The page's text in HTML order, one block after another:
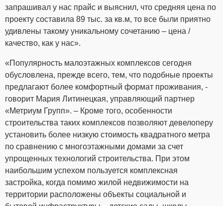
запрашивал у нас прайс и выяснил, что средняя цена по
проекту составила 89 тыс. за кв.м, то все были приятно
удивлены такому уникальному сочетанию – цена /
качество, как у нас».
«Популярность малоэтажных комплексов сегодня
обусловлена, прежде всего, тем, что подобные проекты
предлагают более комфортный формат проживания, -
говорит Мария Литинецкая, управляющий партнер
«Метриум Групп». – Кроме того, особенности
строительства таких комплексов позволяют девелоперу
установить более низкую стоимость квадратного метра
по сравнению с многоэтажными домами за счет
упрощенных технологий строительства. При этом
наибольшим успехом пользуется комплексная
застройка, когда помимо жилой недвижимости на
территории расположены объекты социальной и